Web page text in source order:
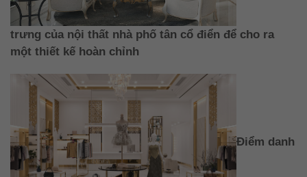
trưng của nội thất nhà phố tân cổ điển để cho ra
một thiết kế hoàn chỉnh
Điểm danh